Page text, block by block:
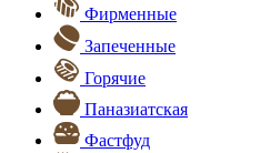
Фирменные
Запеченные
Горячие
Паназиатская
Фастфуд